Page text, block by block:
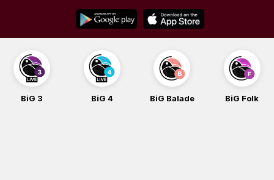
content
BiG 3 BiG 4 BiG Balade BiG Folk